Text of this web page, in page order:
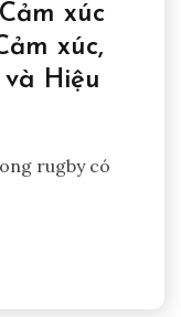
xúc
xúc,
Hiệu
rugby có